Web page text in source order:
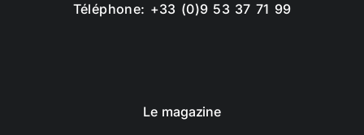
Téléphone: +33 (0)9 53 37 71 99
Le magazine